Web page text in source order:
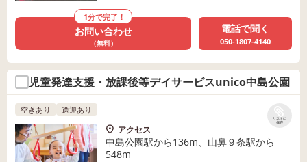
1分で完了！
お問い合わせ
（無料）
電話で聞く
050-1807-4140
児童発達支援・放課後等デイサービスunico中島公園
リストに
保存
空きあり 送迎あり
アクセス
中島公園駅から136m、山鼻９条駅から
548m